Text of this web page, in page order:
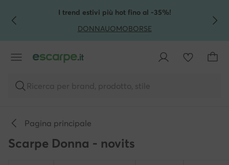
VAI AL CONTENUTO PRINCIPALE
VAI ALLA RICERCAI trend estivi più hot fino al -35%!
DONNAUOMOBORSE
Ricerca per brand, prodotto, stile
Pagina principale
Scarpe Donna - novits